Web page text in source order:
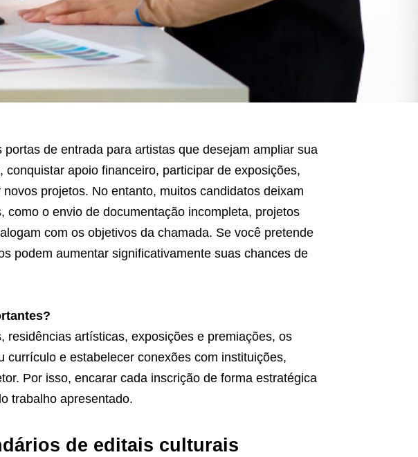
de entrada para artistas que desejam ampliar sua
apoio financeiro, participar de exposições,
projetos. No entanto, muitos candidatos deixam
como o envio de documentação incompleta, projetos
com os objetivos da chamada. Se você pretende
podem aumentar significativamente suas chances de
residências artísticas, exposições e premiações, os
currículo e estabelecer conexões com instituições,
Por isso, encarar cada inscrição de forma estratégica
trabalho apresentado.
de editais culturais